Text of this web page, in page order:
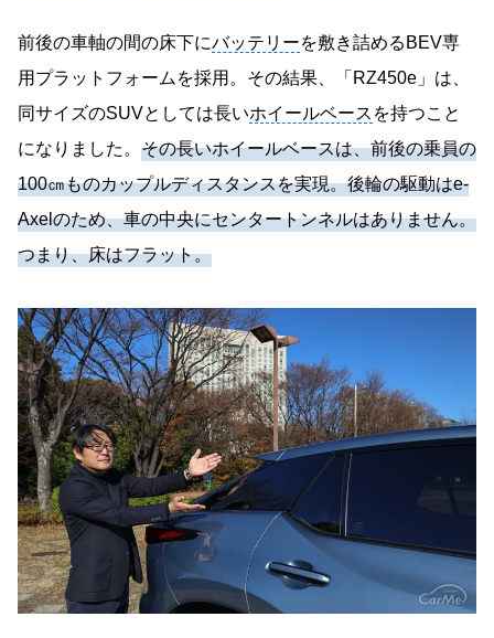
前後の車軸の間の床下にバッテリーを敷き詰めるBEV専
用プラットフォームを採用。その結果、「RZ450e」は、
同サイズのSUVとしては長いホイールベース を持つこと
になりました。 その長いホイールベースは、前後の乗員の
100㎝ものカップルディスタンスを実現。後輪の駆動はe-
Axelのため、車の中央にセンタートンネルはありません。
つまり、床はフラット。